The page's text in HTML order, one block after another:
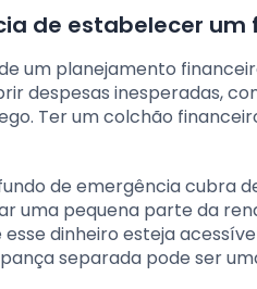
de estabelecer um
um planejamento
despesas inesperadas,
Ter um colchão
de emergência cubra
uma pequena parte da
dinheiro esteja
separada pode ser